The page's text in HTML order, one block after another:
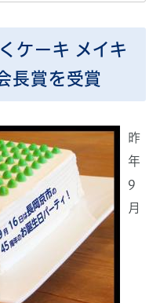
ケーキ メイキ
長賞を受賞
昨
年
9
月